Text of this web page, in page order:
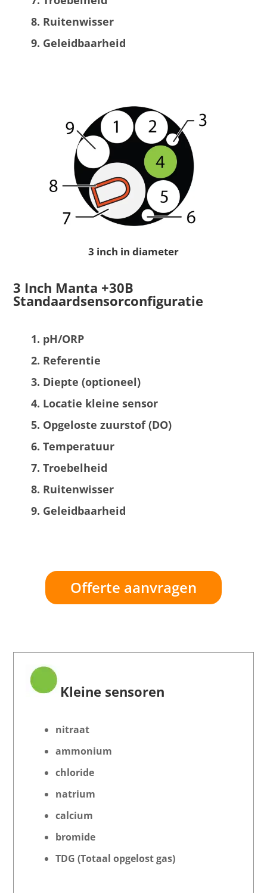
Ruitenwisser
Geleidbaarheid
3 inch in diameter
3 Inch Manta +30B
Standaardsensorconfiguratie
pH/ORP
Referentie
Diepte (optioneel)
Locatie kleine sensor
Opgeloste zuurstof (DO)
Temperatuur
Troebelheid
Ruitenwisser
Geleidbaarheid
Offerte aanvragen
Kleine sensoren
nitraat
ammonium
chloride
natrium
calcium
bromide
TDG (Totaal opgelost gas)